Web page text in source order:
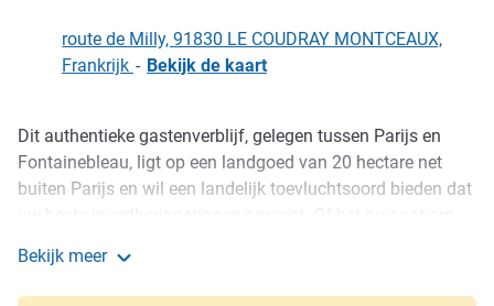
route de Milly, 91830 LE COUDRAY MONTCEAUX,
Frankrijk - Bekijk de kaart
Omschrijving
Dit authentieke gastenverblijf, gelegen tussen Parijs en
Fontainebleau, ligt op een landgoed van 20 hectare net
buiten Parijs en wil een landelijk toevluchtsoord bieden dat
tennis of petanque met een aperitiefje, er zijn tal van
activiteiten om u de beste ervaring te geven en ons tot uw
Bekijk meer